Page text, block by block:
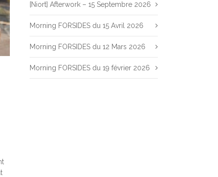
[Niort] Afterwork – 15 Septembre 2026
Morning FORSIDES du 15 Avril 2026
Morning FORSIDES du 12 Mars 2026
Morning FORSIDES du 19 février 2026